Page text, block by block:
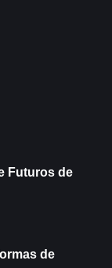
Futuros de
de